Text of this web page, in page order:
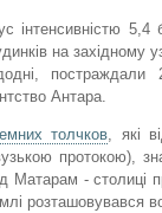
інтенсивністю
на західному
Антара.
толчков, які
протокою),
Матарам - столиці
розташовувався